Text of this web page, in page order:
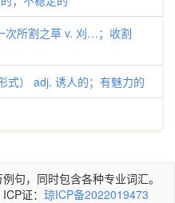
所割之草 v. 刈…；收割
） adj. 诱人的；有魅力的
句，同时包含各种专业词汇。
证： 琼ICP备2022019473